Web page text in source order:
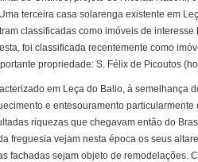
terceira casa solarenga existente em
classificadas como imóveis de
foi classificada recentemente como
propriedade: S. Félix de Picoutos
em Leça do Balio, à semelhança
e entesouramento
riquezas que chegavam então do
freguesia vejam nesta época os seus
fachadas sejam objeto de remodelações.